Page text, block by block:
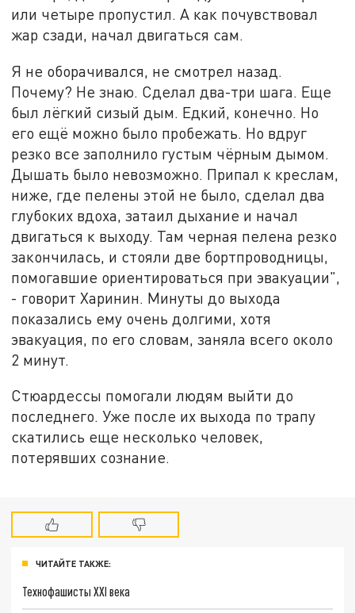
или четыре пропустил. А как почувствовал
жар сзади, начал двигаться сам.
Я не оборачивался, не смотрел назад.
Почему? Не знаю. Сделал два-три шага. Еще
был лёгкий сизый дым. Едкий, конечно. Но
его ещё можно было пробежать. Но вдруг
резко все заполнило густым чёрным дымом.
Дышать было невозможно. Припал к креслам,
ниже, где пелены этой не было, сделал два
глубоких вдоха, затаил дыхание и начал
двигаться к выходу. Там черная пелена резко
закончилась, и стояли две бортпроводницы,
помогавшие ориентироваться при эвакуации",
- говорит Харинин. Минуты до выхода
показались ему очень долгими, хотя
эвакуация, по его словам, заняла всего около
2 минут.
Стюардессы помогали людям выйти до
последнего. Уже после их выхода по трапу
скатились еще несколько человек,
потерявших сознание.
ЧИТАЙТЕ ТАКЖЕ:
Технофашисты XXI века